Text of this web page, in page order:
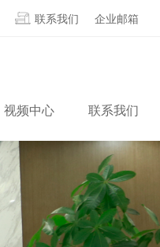
联系我们 企业邮箱
视频中心 联系我们